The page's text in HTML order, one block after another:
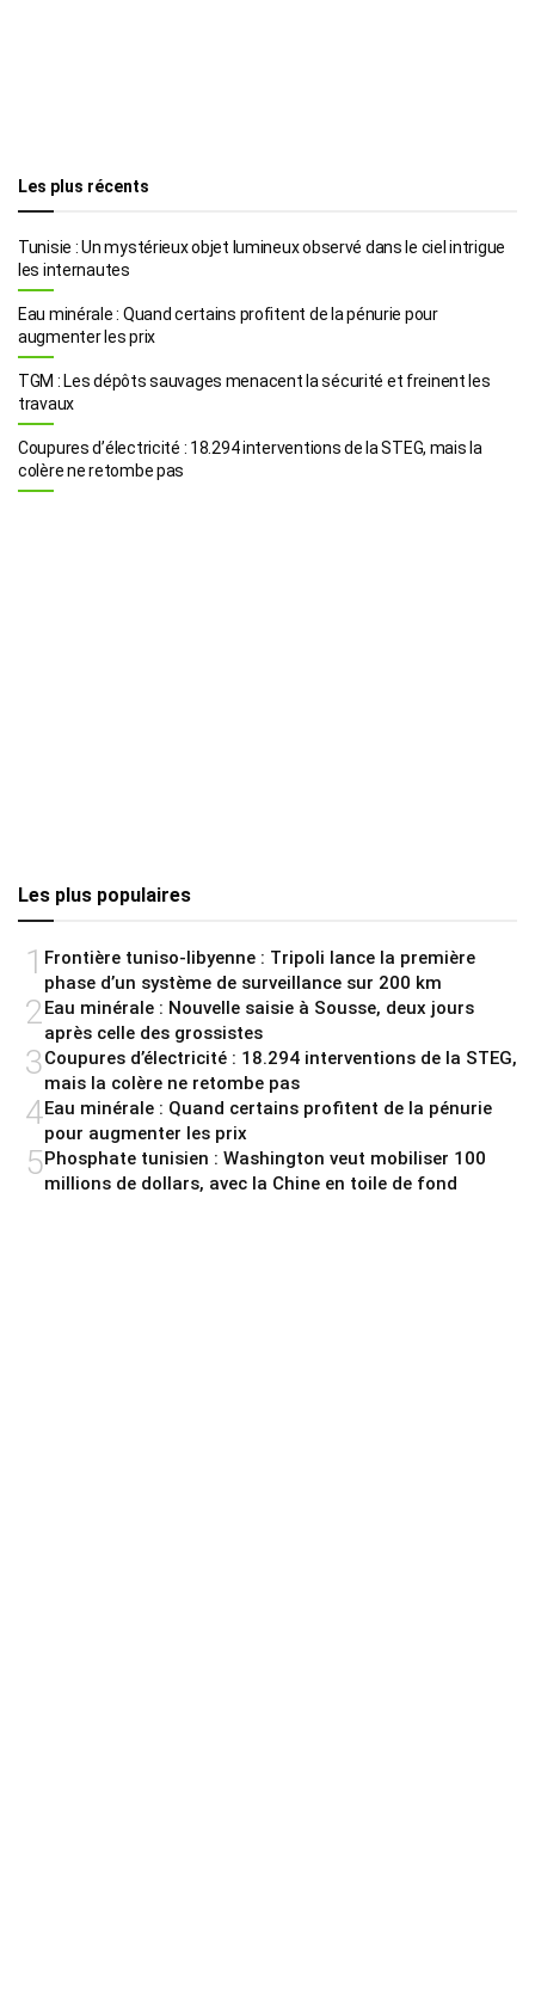
Les plus récents
Tunisie : Un mystérieux objet lumineux observé dans le ciel intrigue
les internautes
Eau minérale : Quand certains profitent de la pénurie pour
augmenter les prix
TGM : Les dépôts sauvages menacent la sécurité et freinent les
travaux
Coupures d’électricité : 18.294 interventions de la STEG, mais la
colère ne retombe pas
Les plus populaires
1 Frontière tuniso-libyenne : Tripoli lance la première
phase d’un système de surveillance sur 200 km
2Eau minérale : Nouvelle saisie à Sousse, deux jours
après celle des grossistes
3Coupures d’électricité : 18.294 interventions de la STEG,
mais la colère ne retombe pas
4Eau minérale : Quand certains profitent de la pénurie
pour augmenter les prix
5Phosphate tunisien : Washington veut mobiliser 100
millions de dollars, avec la Chine en toile de fond